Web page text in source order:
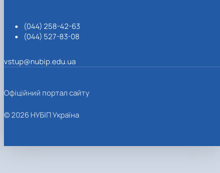
(044) 258-42-63
(044) 527-83-08
vstup@nubip.edu.ua
Офіційний портал сайту
© 2026 НУБІП Україна